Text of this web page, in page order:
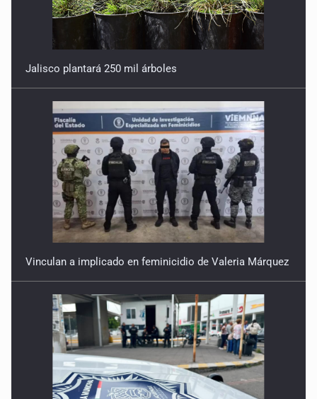
Jalisco plantará 250 mil árboles
Vinculan a implicado en feminicidio de Valeria Márquez